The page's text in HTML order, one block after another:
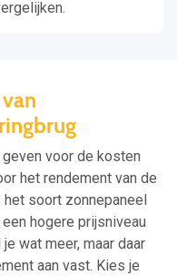
voor de kosten
het rendement van de
soort zonnepaneel
hogere prijsniveau
wat meer, maar daar
aan vast. Kies je